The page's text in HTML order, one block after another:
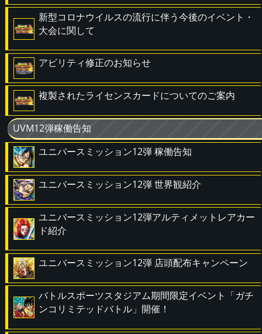
新型コロナウイルスの流行に伴う今後のイベント・
大会に関して
アビリティ修正のお知らせ
複製されたライセンスカードについてのご案内
UVM12弾稼働告知
ユニバースミッション12弾 稼働告知
ユニバースミッション12弾 世界観紹介
ユニバースミッション12弾アルティメットレアカー
ド紹介
ユニバースミッション12弾 店頭配布キャンペーン
バトルスポーツスタジアム期間限定イベント「ガチ
ンコリミテッドバトル」開催！